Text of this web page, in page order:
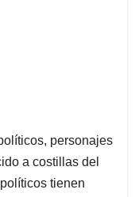
personajes
a costillas del
tienen